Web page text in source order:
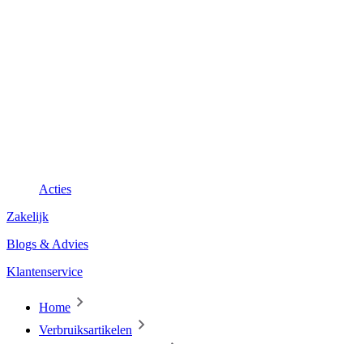
Acties
Zakelijk
Blogs & Advies
Klantenservice
Home
Verbruiksartikelen